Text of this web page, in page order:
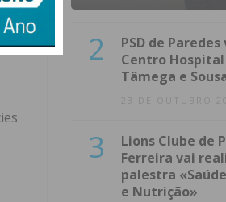
e
2
PSD de
Centro
Tâmega e
23 DE OUTUBRO
3
Lions Clube de
Ferreira vai
palestra
e Nutrição»